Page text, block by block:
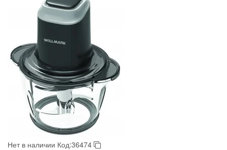
Нет в наличии Код:36474